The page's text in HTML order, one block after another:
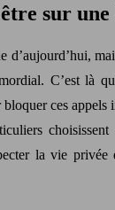
sur
d’aujourd’hui,
C’est là
ces appels
la vie privée